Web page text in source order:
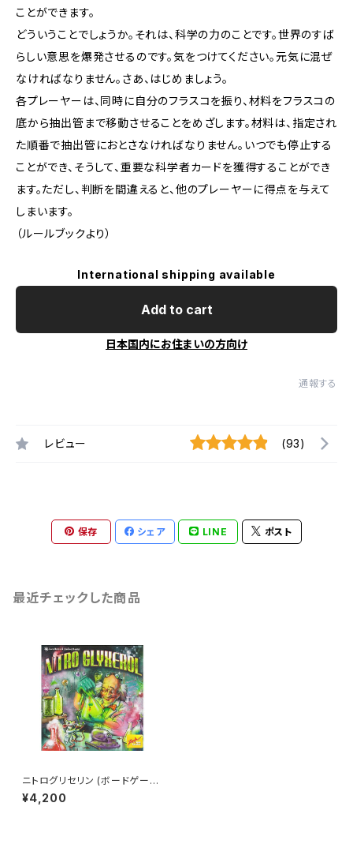
ことができます。
どういうことでしょうか。それは、科学の力のことです。世界のすば
らしい意思を爆発させるのです。気をつけてください。元気に混ぜ
なければなりません。さあ、はじめましょう。
各プレーヤーは、同時に自分のフラスコを振り、材料をフラスコの
底から抽出管まで移動させることをめざします。材料は、指定され
た順番で抽出管におとさなければなりません。いつでも停止する
ことができ、そうして、重要な科学者カードを獲得することができ
ます。ただし、判断を間違えると、他のプレーヤーに得点を与えて
しまいます。
（ルールブックより）
International shipping available
Add to cart
日本国内にお住まいの方向け
通報する
レビュー (93)
保存 シェア LINE ポスト
最近チェックした商品
ニトログリセリン (ボードゲーム
カードゲーム) 7歳以上 20分程
度 2-4人用
¥4,200